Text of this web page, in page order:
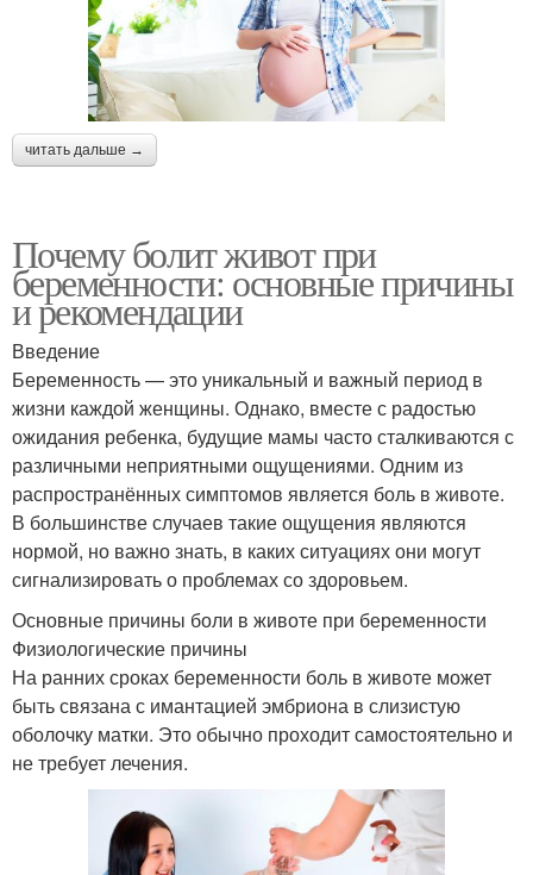
читать дальше →
Почему болит живот при
беременности: основные причины
и рекомендации
Введение
Беременность — это уникальный и важный период в
жизни каждой женщины. Однако, вместе с радостью
ожидания ребенка, будущие мамы часто сталкиваются с
различными неприятными ощущениями. Одним из
распространённых симптомов является боль в животе.
В большинстве случаев такие ощущения являются
нормой, но важно знать, в каких ситуациях они могут
сигнализировать о проблемах со здоровьем.
Основные причины боли в животе при беременности
Физиологические причины
На ранних сроках беременности боль в животе может
быть связана с имантацией эмбриона в слизистую
оболочку матки. Это обычно проходит самостоятельно и
не требует лечения.